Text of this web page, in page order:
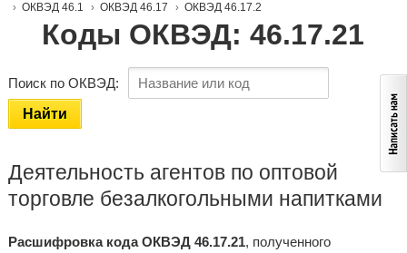
ОКВЭД 46.1
ОКВЭД 46.17 ОКВЭД 46.17.2
Коды ОКВЭД: 46.17.21
Поиск по ОКВЭД:
Найти
Деятельность агентов по оптовой
торговле безалкогольными напитками
Расшифровка кода ОКВЭД 46.17.21, полученного